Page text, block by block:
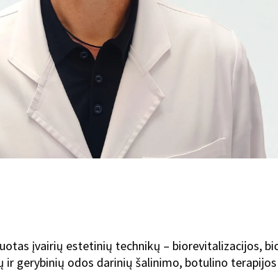
įvairių estetinių technikų – biorevitalizacijos,
ir gerybinių odos darinių šalinimo, botulino